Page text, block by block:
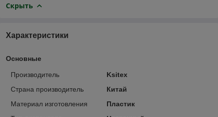
Скрыть
Характеристики
Основные
Производитель
Ksitex
Страна производитель
Китай
Материал изготовления
Пластик